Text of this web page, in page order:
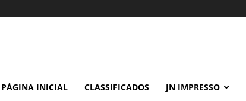
PÁGINA INICIAL CLASSIFICADOS JN IMPRESSO